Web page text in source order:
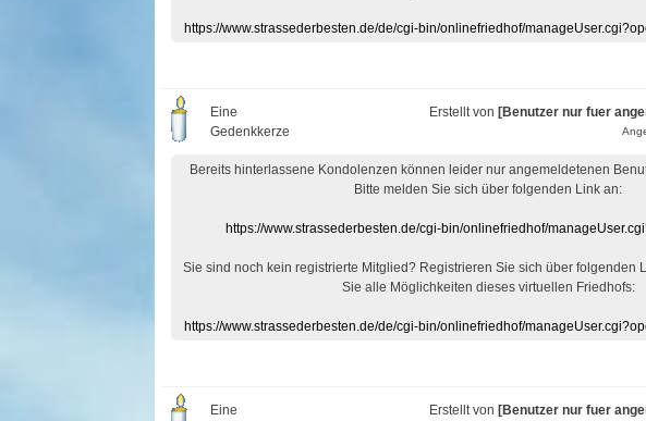
https://www.strassederbesten.de/de/cgi-bin/onlinefriedhof/
Eine
Gedenkkerze
Erstellt von [Benutzer nur fuer
Bereits hinterlassene Kondolenzen können leider nur angemeldetenen
Bitte melden Sie sich über folgenden Link an:
https://www.strassederbesten.de/cgi-bin/onlinefriedhof/
Sie sind noch kein registrierte Mitglied? Registrieren Sie sich über folgenden
Sie alle Möglichkeiten dieses virtuellen Friedhofs:
https://www.strassederbesten.de/de/cgi-bin/onlinefriedhof/
Eine
Erstellt von [Benutzer nur fuer